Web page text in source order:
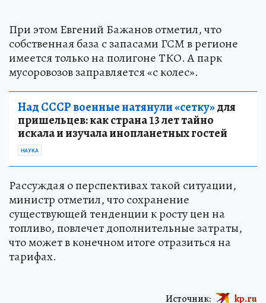
При этом Евгений Бажанов отметил, что
собственная база с запасами ГСМ в регионе
имеется только на полигоне ТКО. А парк
мусоровозов заправляется «с колес».
Над СССР военные натянули «сетку»для
пришельцев: как страна 13 лет тайно
искала и изучала инопланетных гостей
НАУКА
Рассуждая о перспективах такой ситуации,
министр отметил, что сохранение
существующей тенденции к росту цен на
топливо, повлечет дополнительные затраты,
что может в конечном итоге отразиться на
тарифах.
Источник: kp.ru